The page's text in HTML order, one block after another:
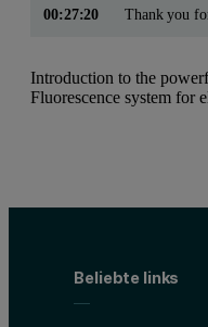
00:27:20 Thank you
Introduction to the
Fluorescence system for
Beliebte links